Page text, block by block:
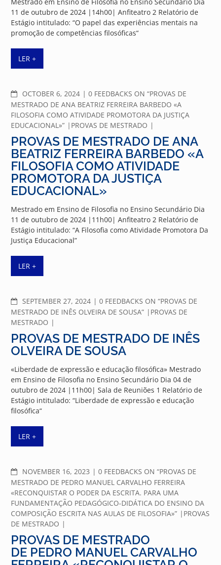
11 de outubro de 2024 |14h00| Anfiteatro 2 Relatório de
Estágio intitulado: “O papel das experiências mentais na
promoção de competências filosóficas“
LER +
OCTOBER 6, 2024 COMMENTS
0 FEEDBACKS ON “PROVAS DE
MESTRADO DE ANA BEATRIZ FERREIRA BARBEDO «A
FILOSOFIA COMO ATIVIDADE PROMOTORA DA JUSTIÇA
EDUCACIONAL»”
PROVAS DE MESTRADO
PROVAS DE MESTRADO DE ANA
BEATRIZ FERREIRA BARBEDO «A
FILOSOFIA COMO ATIVIDADE
PROMOTORA DA JUSTIÇA
EDUCACIONAL»
Mestrado em Ensino de Filosofia no Ensino Secundário Dia
11 de outubro de 2024 |11h00| Anfiteatro 2 Relatório de
Estágio intitulado: “A Filosofia como Atividade Promotora Da
Justiça Educacional”
LER +
SEPTEMBER 27, 2024 COMMENTS
0 FEEDBACKS ON “PROVAS DE
MESTRADO DE INÊS OLVEIRA DE SOUSA”
PROVAS DE
MESTRADO
PROVAS DE MESTRADO DE INÊS
OLVEIRA DE SOUSA
«Liberdade de expressão e educação filosófica» Mestrado
em Ensino de Filosofia no Ensino Secundário Dia 04 de
outubro de 2024 |11h00| Sala de Reuniões 1 Relatório de
Estágio intitulado: “Liberdade de expressão e educação
filosófica“
LER +
NOVEMBER 16, 2023 COMMENTS
0 FEEDBACKS ON “PROVAS DE
MESTRADO DE PEDRO MANUEL CARVALHO FERREIRA
«RECONQUISTAR O PODER DA ESCRITA. PARA UMA
FUNDAMENTAÇÃO PEDAGÓGICO-DIDÁTICA DO ENSINO DA
COMPOSIÇÃO ESCRITA NAS AULAS DE FILOSOFIA»”
PROVAS
DE MESTRADO
PROVAS DE MESTRADO
DE PEDRO MANUEL CARVALHO